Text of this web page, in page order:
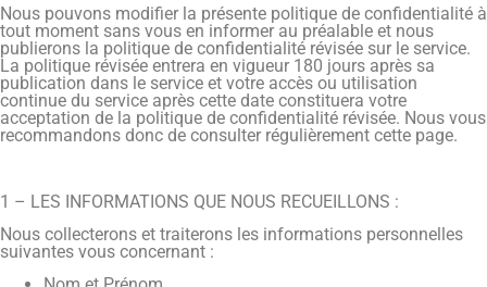
Nous pouvons modifier la présente politique de confidentialité à
tout moment sans vous en informer au préalable et nous
publierons la politique de confidentialité révisée sur le service.
La politique révisée entrera en vigueur 180 jours après sa
publication dans le service et votre accès ou utilisation
continue du service après cette date constituera votre
acceptation de la politique de confidentialité révisée. Nous vous
recommandons donc de consulter régulièrement cette page.
1 – LES INFORMATIONS QUE NOUS RECUEILLONS :
Nous collecterons et traiterons les informations personnelles
suivantes vous concernant :